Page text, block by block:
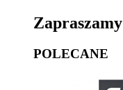
POLECANE